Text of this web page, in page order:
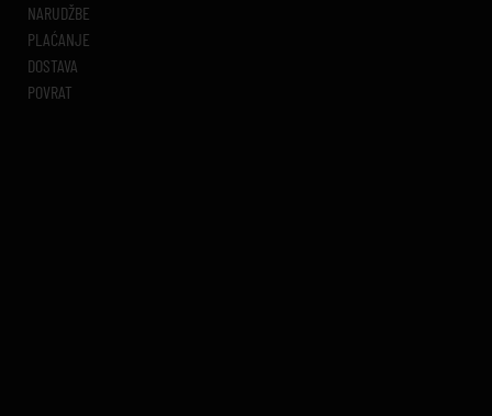
NARUDŽBE
PLAĆANJE
DOSTAVA
POVRAT